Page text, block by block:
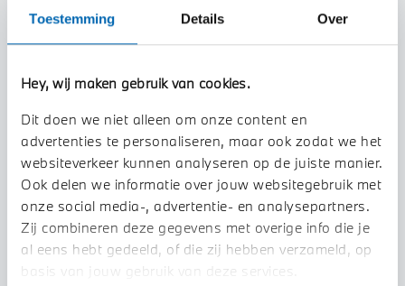
Toestemming Details Over
Hey, wij maken gebruik van cookies.
Dit doen we niet alleen om onze content en
advertenties te personaliseren, maar ook zodat we het
websiteverkeer kunnen analyseren op de juiste manier.
Ook delen we informatie over jouw websitegebruik met
onze social media-, advertentie- en analysepartners.
Zij combineren deze gegevens met overige info die je
al eens hebt gedeeld, of die zij hebben verzameld, op
basis van jouw gebruik van deze services.
Bekijk details